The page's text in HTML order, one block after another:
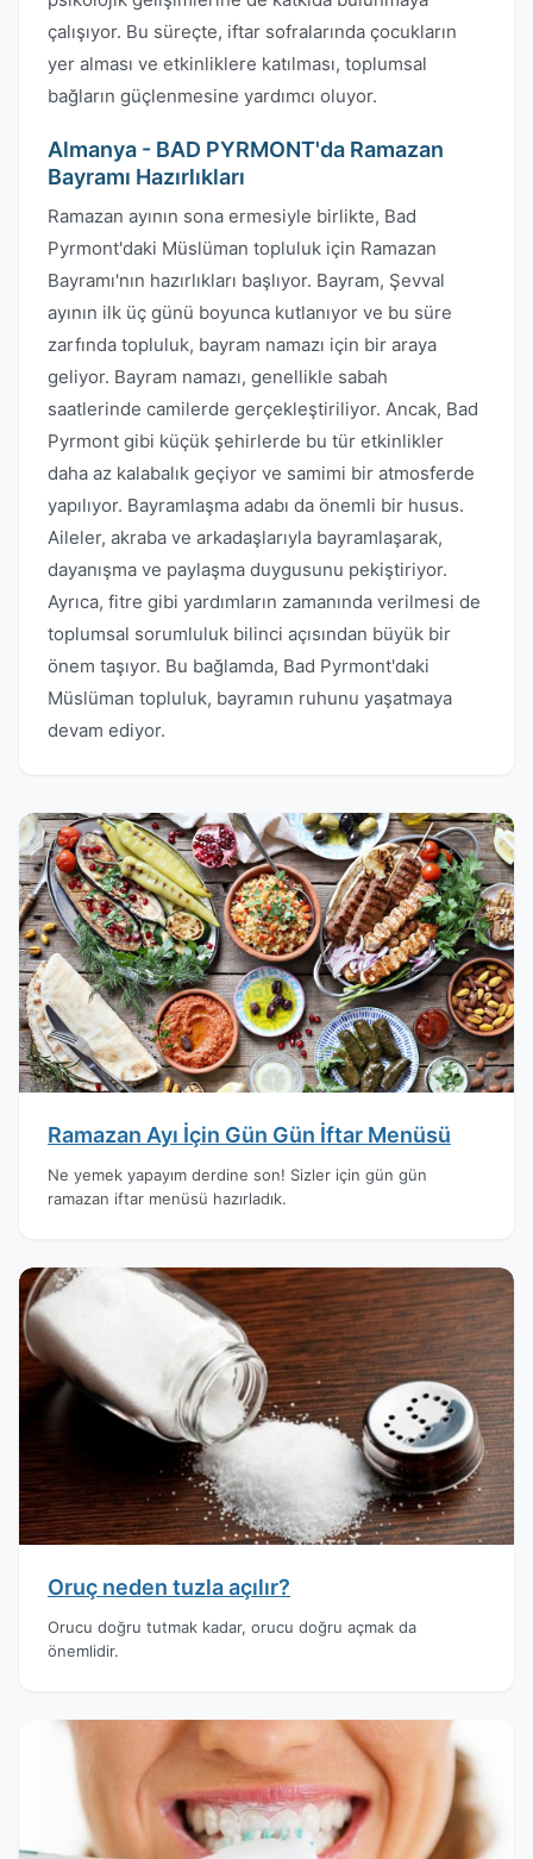
çalışıyor. Bu süreçte, iftar sofralarında çocukların
yer alması ve etkinliklere katılması, toplumsal
bağların güçlenmesine yardımcı oluyor.
Almanya - BAD PYRMONT'da Ramazan
Bayramı Hazırlıkları
Ramazan ayının sona ermesiyle birlikte, Bad
Pyrmont'daki Müslüman topluluk için Ramazan
Bayramı'nın hazırlıkları başlıyor. Bayram, Şevval
ayının ilk üç günü boyunca kutlanıyor ve bu süre
zarfında topluluk, bayram namazı için bir araya
geliyor. Bayram namazı, genellikle sabah
saatlerinde camilerde gerçekleştiriliyor. Ancak, Bad
Pyrmont gibi küçük şehirlerde bu tür etkinlikler
daha az kalabalık geçiyor ve samimi bir atmosferde
yapılıyor. Bayramlaşma adabı da önemli bir husus.
Aileler, akraba ve arkadaşlarıyla bayramlaşarak,
dayanışma ve paylaşma duygusunu pekiştiriyor.
Ayrıca, fitre gibi yardımların zamanında verilmesi de
toplumsal sorumluluk bilinci açısından büyük bir
önem taşıyor. Bu bağlamda, Bad Pyrmont'daki
Müslüman topluluk, bayramın ruhunu yaşatmaya
devam ediyor.
Ramazan Ayı İçin Gün Gün İftar Menüsü
Ne yemek yapayım derdine son! Sizler için gün gün
ramazan iftar menüsü hazırladık.
Oruç neden tuzla açılır?
Orucu doğru tutmak kadar, orucu doğru açmak da
önemlidir.